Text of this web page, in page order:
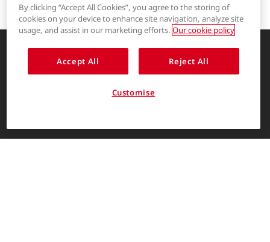
LYCRA®
创新的服装解决方案，让生活更精彩
By clicking “Accept All Cookies”, you agree to the storing of
cookies on your device to enhance site navigation, analyze site
usage, and assist in our marketing efforts. Our cookie policy
Accept All Reject All
Customise